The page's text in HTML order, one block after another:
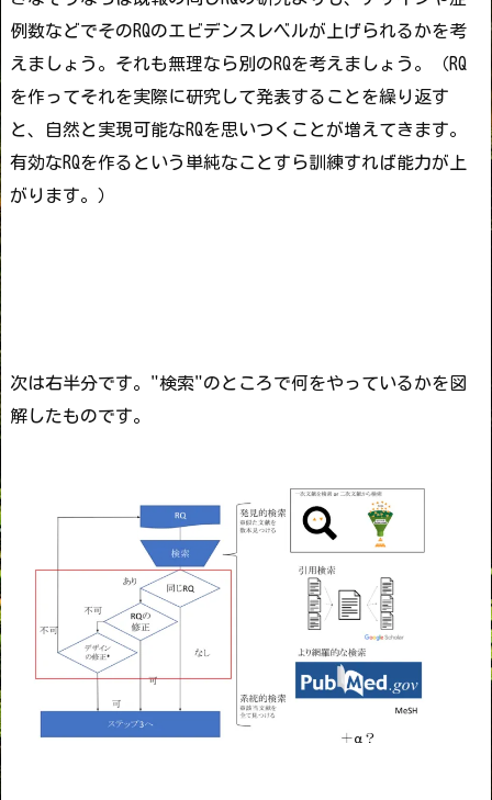
例数などでそのRQのエビデンスレベルが上げられるかを考
えましょう。それも無理なら別のRQを考えましょう。
（RQ
を作ってそれを実際に研究して発表することを繰り返す
と、自然と実現可能なRQを思いつくことが増えてきます。
有効なRQを作るという単純なことすら訓練すれば能力が上
がります。）
次は右半分です。"検索"のところで何をやっているかを図
解したものです。